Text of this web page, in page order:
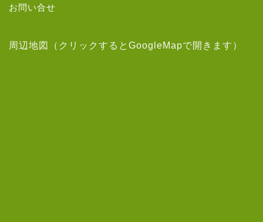
お問い合せ
周辺地図（クリックするとGoogleMapで開きます）